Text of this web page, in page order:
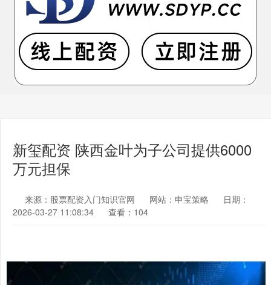
新玺配资 陕西金叶为子公司提供6000
万元担保
来源：股票配资入门知识官网 网站：申宝策略
日期：
2026-03-27 11:08:34
查看：104